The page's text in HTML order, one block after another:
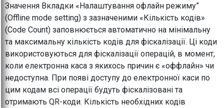
Значення Вкладки «Налаштування офлайн режиму”
(Offline mode setting) з зазначеними «Кількість кодів»
(Code Count) заповнюється автоматично на мінімальну
та максимальну кількість кодів для фіскалізації. Ці коди
використовуються для фіскалізації операцій, в момент,
коли електронна каса з якихось причин є «оффлайн» чи
недоступна. При появі доступу до електронної каси по
цим кодам всі операції будуть фіскалізовані та
отримають QR-коди. Кількість необхідних кодів